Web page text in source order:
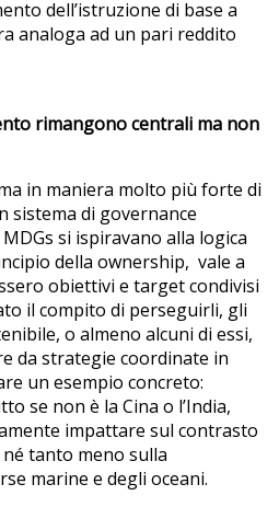
dell’istruzione di base a
analoga ad un pari reddito
rimangono centrali ma non
in maniera molto più forte di
sistema di governance
si ispiravano alla logica
della ownership, vale a
obiettivi e target condivisi
il compito di perseguirli, gli
o almeno alcuni di essi,
da strategie coordinate in
un esempio concreto:
se non è la Cina o l’India,
impattare sul contrasto
tanto meno sulla
marine e degli oceani.